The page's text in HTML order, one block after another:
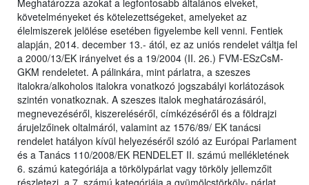
Meghatározza azokat a legfontosabb általános elveket,
követelményeket és kötelezettségeket, amelyeket az
élelmiszerek jelölése esetében figyelembe kell venni. Fentiek
alapján, 2014. december 13.- ától, ez az uniós rendelet váltja fel
a 2000/13/EK irányelvet és a 19/2004 (II. 26.) FVM-ESzCsM-
GKM rendeletet. A pálinkára, mint párlatra, a szeszes
italokra/alkoholos italokra vonatkozó jogszabályi korlátozások
szintén vonatkoznak. A szeszes italok meghatározásáról,
megnevezéséről, kiszereléséről, címkézéséről és a földrajzi
árujelzőinek oltalmáról, valamint az 1576/89/ EK tanácsi
rendelet hatályon kívül helyezéséről szóló az Európai Parlament
és a Tanács 110/2008/EK RENDELET II. számú mellékletének
6. számú kategóriája a törkölypárlat vagy törköly jellemzőit